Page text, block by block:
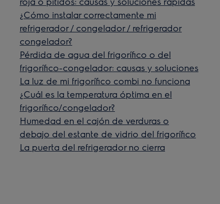
¿Cómo instalar correctamente mi
refrigerador / congelador / refrigerador
congelador?
Pérdida de agua del frigorífico o del
frigorífico-congelador: causas y soluciones
La luz de mi frigorífico combi no funciona
¿Cuál es la temperatura óptima en el
frigorífico/congelador?
Humedad en el cajón de verduras o
debajo del estante de vidrio del frigorífico
La puerta del refrigerador no cierra